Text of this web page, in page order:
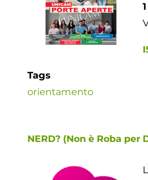
Tags
orientamento
NERD? (Non è Roba per